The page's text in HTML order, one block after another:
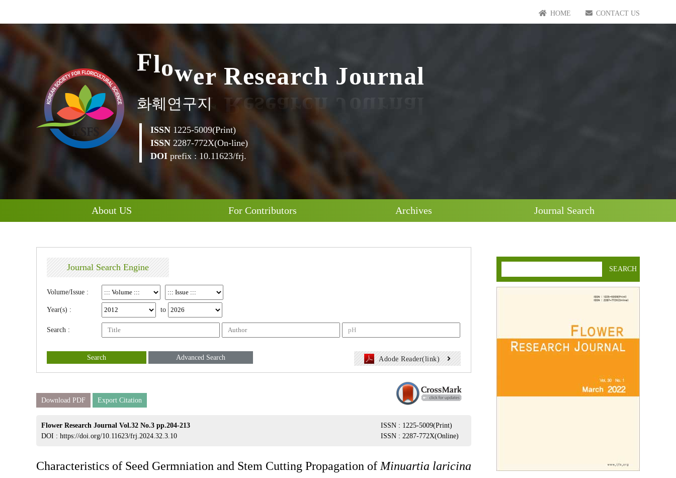
HOME CONTACT US
F lower Resea h Journal
화훼연구지
ISSN 1225-5009(Print)
ISSN 2287-772X(On-line)
DOI prefix : 10.11623/frj.
About US For Contributors Archives Journal Search
Journal Search Engine
Volume/Issue :
Year(s) : to
Search :
Search Advanced Search Adode Reader(link)
Download PDF Export Citation
ISSN : 1225-5009(Print)
ISSN : 2287-772X(Online)
Flower Research Journal Vol.32 No.3 pp.204-213
DOI : https://doi.org/10.11623/frj.2024.32.3.10
Characteristics of Seed Germniation and Stem Cutting Propagation of Minuartia laricina
SEARCH